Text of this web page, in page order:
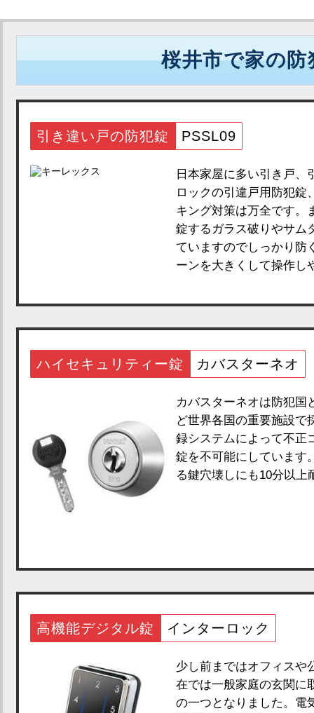
桜井市で家の
引き違い戸の防犯錠 PSSL09
日本家屋に多い引き戸、
ロックの引違戸用防犯錠
キング対策は万全です。
錠するガラス破りやサム
ていますのでしっかり防
ーンを大きくして操作し
ハイセキュリティー錠 カバスターネオ
カバスターネオは防犯国
ど世界各国の重要施設で
録システムによって不正
錠を不可能にしています
る鍵穴壊しにも10分以上
高機能デジタル錠 インターロック
少し前まではオフィスや
在では一般家庭の玄関に
の一つとなりました。電